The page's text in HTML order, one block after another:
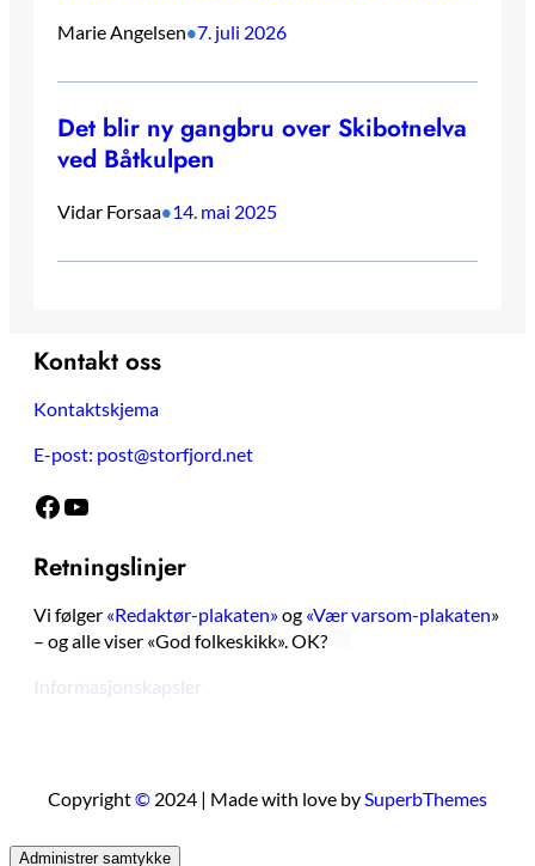
Marie Angelsen•7. juli 2026
Det blir ny gangbru over Skibotnelva
ved Båtkulpen
Vidar Forsaa•14. mai 2025
Kontakt oss
Kontaktskjema
E-post: post@storfjord.net
Facebook YouTube
Retningslinjer
Vi følger «Redaktør-plakaten»og «Vær varsom-plakaten»
– og alle viser «God folkeskikk». OK?
Informasjonskapsler
Copyright© 2024 | Made with love bySuperbThemes
Administrer samtykke